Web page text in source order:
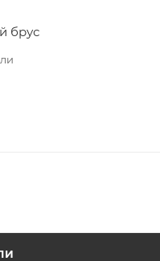
брус